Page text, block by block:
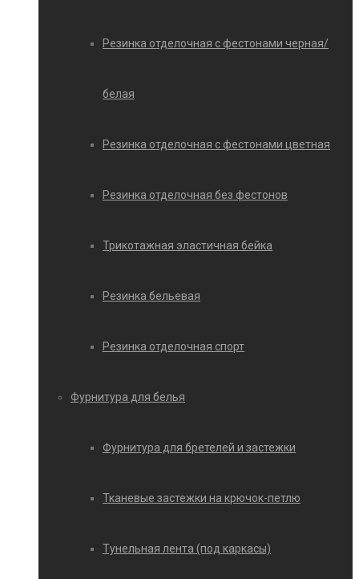
Резинка отделочная с фестонами черная/
белая
Резинка отделочная с фестонами цветная
Резинка отделочная без фестонов
Трикотажная эластичная бейка
Резинка бельевая
Резинка отделочная спорт
Фурнитура для белья
Фурнитура для бретелей и застежки
Тканевые застежки на крючок-петлю
Тунельная лента (под каркасы)